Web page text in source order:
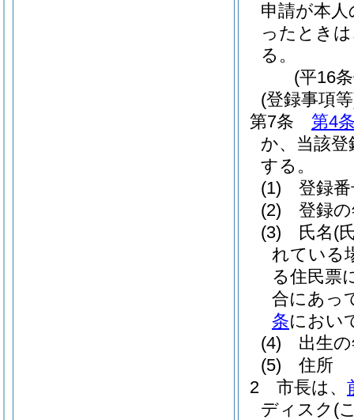
申請が本
ったとき
る。
(平16
(登録事項
第7条
第4
か、当該
する。
(1)
登録
(2)
登録
(3)
氏名(
れている
る住民票
合にあっ
条におい
(4)
出生
(5)
住所
2
市長は、
ディスク (